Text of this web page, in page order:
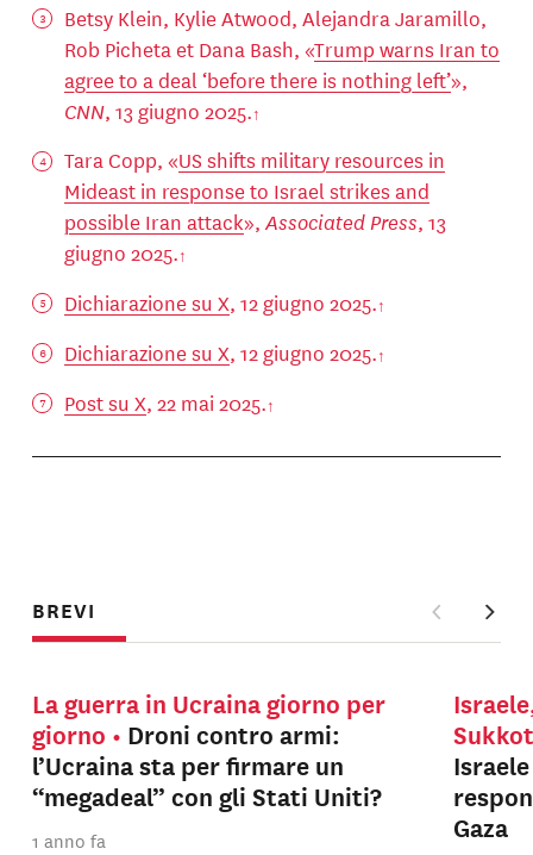
Betsy Klein, Kylie Atwood, Alejandra Jaramillo,
Rob Picheta et Dana Bash, «Trump warns Iran to
agree to a deal ‘before there is nothing left’»,
CNN, 13 giugno 2025.
Tara Copp, «US shifts military resources in
Mideast in response to Israel strikes and
possible Iran attack»,Associated Press, 13
giugno 2025.
Dichiarazione su X, 12 giugno 2025.
Dichiarazione su X, 12 giugno 2025.
Post su X, 22 mai 2025.
BREVI
La guerra in Ucraina giorno per
giorno
Droni contro armi:
l’Ucraina sta per firmare un
“megadeal” con gli Stati Uniti?
1 anno fa
Gaza